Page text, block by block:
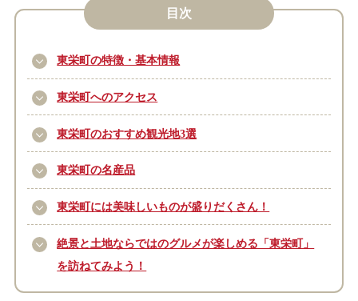
目次
東栄町の特徴・基本情報
東栄町へのアクセス
東栄町のおすすめ観光地3選
東栄町の名産品
東栄町には美味しいものが盛りだくさん！
絶景と土地ならではのグルメが楽しめる「東栄町」
を訪ねてみよう！